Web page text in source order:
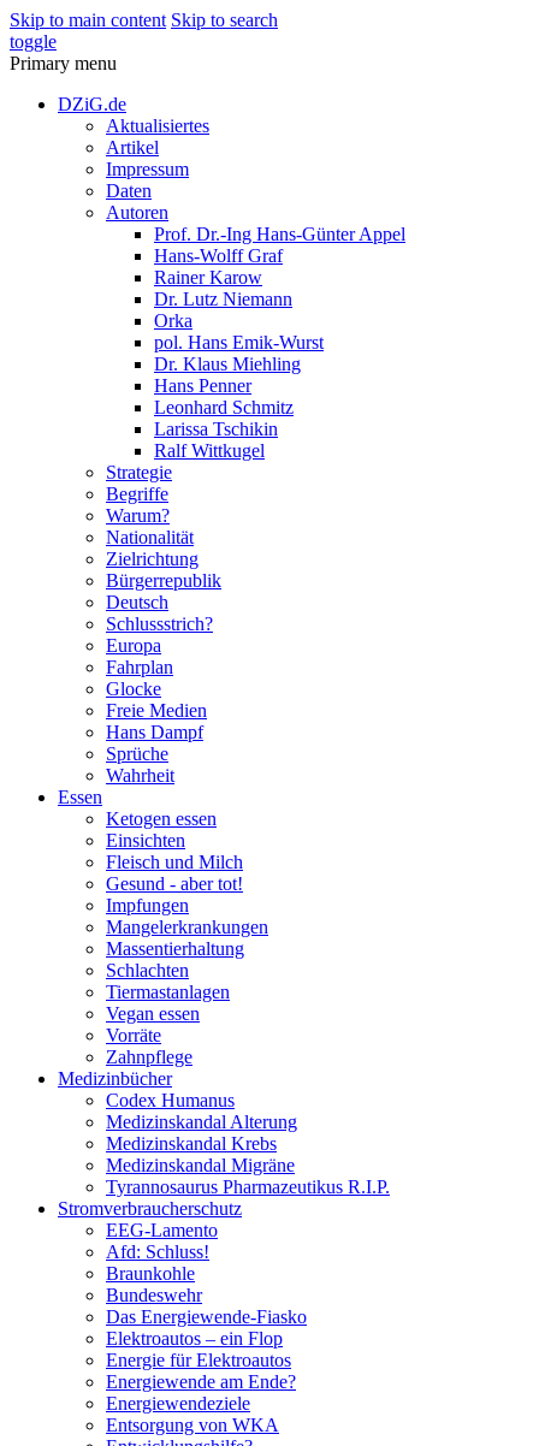
Skip to main content Skip to search
toggle
Primary menu
DZiG.de
Aktualisiertes
Artikel
Impressum
Daten
Autoren
Prof. Dr.-Ing Hans-Günter Appel
Hans-Wolff Graf
Rainer Karow
Dr. Lutz Niemann
Orka
pol. Hans Emik-Wurst
Dr. Klaus Miehling
Hans Penner
Leonhard Schmitz
Larissa Tschikin
Ralf Wittkugel
Strategie
Begriffe
Warum?
Nationalität
Zielrichtung
Bürgerrepublik
Deutsch
Schlussstrich?
Europa
Fahrplan
Glocke
Freie Medien
Hans Dampf
Sprüche
Wahrheit
Essen
Ketogen essen
Einsichten
Fleisch und Milch
Gesund - aber tot!
Impfungen
Mangelerkrankungen
Massentierhaltung
Schlachten
Tiermastanlagen
Vegan essen
Vorräte
Zahnpflege
Medizinbücher
Codex Humanus
Medizinskandal Alterung
Medizinskandal Krebs
Medizinskandal Migräne
Tyrannosaurus Pharmazeutikus R.I.P.
Stromverbraucherschutz
EEG-Lamento
Afd: Schluss!
Braunkohle
Bundeswehr
Das Energiewende-Fiasko
Elektroautos – ein Flop
Energie für Elektroautos
Energiewende am Ende?
Energiewendeziele
Entsorgung von WKA